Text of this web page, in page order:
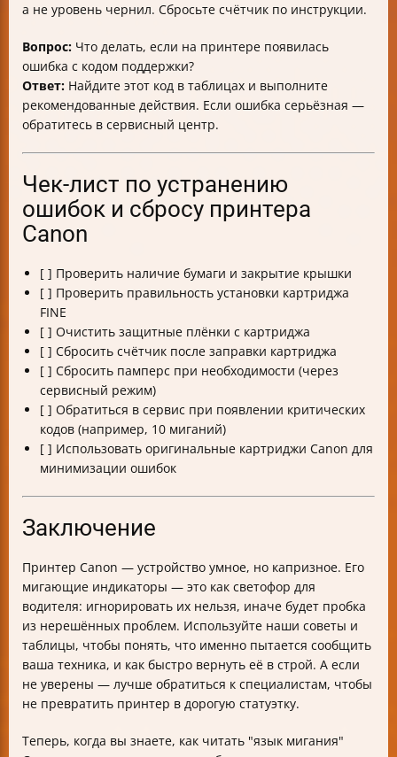
а не уровень чернил. Сбросьте счётчик по инструкции.
Вопрос: Что делать, если на принтере появилась
ошибка с кодом поддержки?
Ответ: Найдите этот код в таблицах и выполните
рекомендованные действия. Если ошибка серьёзная —
обратитесь в сервисный центр.
Чек-лист по устранению
ошибок и сбросу принтера
Canon
[ ] Проверить наличие бумаги и закрытие крышки
[ ] Проверить правильность установки картриджа
FINE
[ ] Очистить защитные плёнки с картриджа
[ ] Сбросить счётчик после заправки картриджа
[ ] Сбросить памперс при необходимости (через
сервисный режим)
[ ] Обратиться в сервис при появлении критических
кодов (например, 10 миганий)
[ ] Использовать оригинальные картриджи Canon для
минимизации ошибок
Заключение
Принтер Canon — устройство умное, но капризное. Его
мигающие индикаторы — это как светофор для
водителя: игнорировать их нельзя, иначе будет пробка
из нерешённых проблем. Используйте наши советы и
таблицы, чтобы понять, что именно пытается сообщить
ваша техника, и как быстро вернуть её в строй. А если
не уверены — лучше обратиться к специалистам, чтобы
не превратить принтер в дорогую статуэтку.
Теперь, когда вы знаете, как читать "язык мигания"